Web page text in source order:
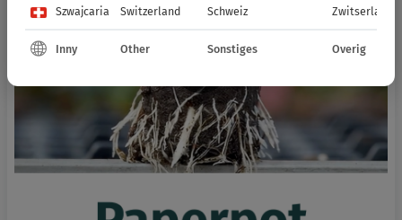
Szwajcaria Switzerland Schweiz Zwitserland
Inny Other Sonstiges Overig